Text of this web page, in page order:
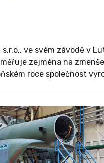
ve svém závodě v
zejména na
roce společnost